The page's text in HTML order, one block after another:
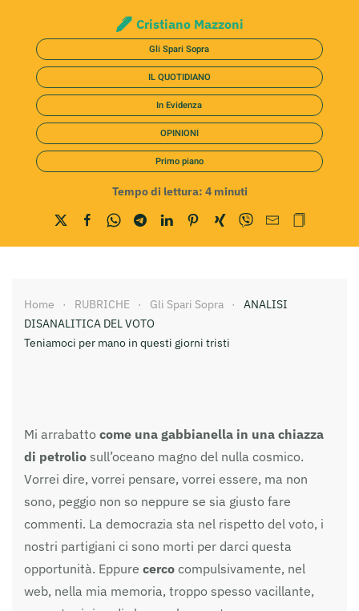
Cristiano Mazzoni
Gli Spari Sopra
IL QUOTIDIANO
In Evidenza
OPINIONI
Primo piano
Tempo di lettura: 4 minuti
Home RUBRICHE Gli Spari Sopra
ANALISI
DISANALITICA DEL VOTO
Teniamoci per mano in questi giorni tristi
Mi arrabatto come una gabbianella in una chiazza
di petrolio sull’oceano magno del nulla cosmico.
Vorrei dire, vorrei pensare, vorrei essere, ma non
sono, peggio non so neppure se sia giusto fare
commenti. La democrazia sta nel rispetto del voto, i
nostri partigiani ci sono morti per darci questa
opportunità. Eppure cerco compulsivamente, nel
web, nella mia memoria, troppo spesso vacillante,